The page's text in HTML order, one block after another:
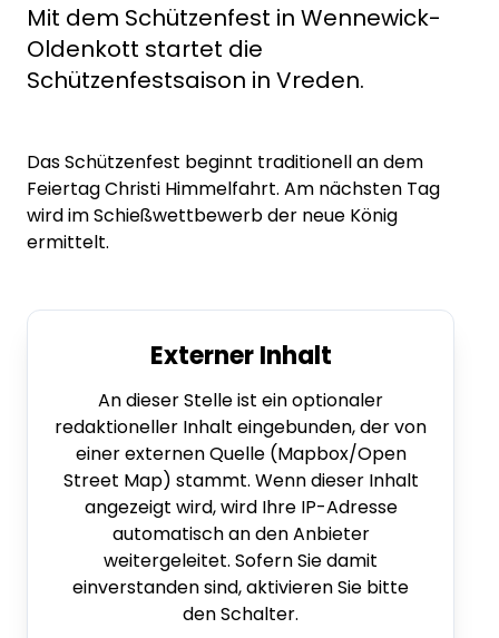
Mit dem Schützenfest in Wennewick-
Oldenkott startet die
Schützenfestsaison in Vreden.
Das Schützenfest beginnt traditionell an dem
Feiertag Christi Himmelfahrt. Am nächsten Tag
wird im Schießwettbewerb der neue König
ermittelt.
Externer Inhalt
An dieser Stelle ist ein optionaler
redaktioneller Inhalt eingebunden, der von
einer externen Quelle (Mapbox/Open
Street Map) stammt. Wenn dieser Inhalt
angezeigt wird, wird Ihre IP-Adresse
automatisch an den Anbieter
weitergeleitet. Sofern Sie damit
einverstanden sind, aktivieren Sie bitte
den Schalter.